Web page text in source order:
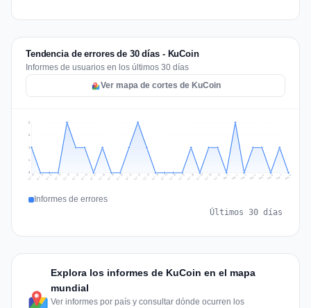
Tendencia de errores de 30 días - KuCoin
Informes de usuarios en los últimos 30 días
Ver mapa de cortes de KuCoin
1
1
2
2
Jul 10 Jul 11 Jul 12 Jul 13 Jul 14 Jul 15 Jul 16 Jul 17 Jul 18 Jul 19 Jul 20 Jul 21 Jul 22 Jul 23 Jul 24 Jul 25 Jul 26 Jul 27 Jul 28 Jul 29 Jul 30 Jul 31 Aug 1 Aug 2 Aug 3 Aug 4 Aug 5 Aug 6 Aug 7 Aug 8
Informes de errores
Últimos 30 días
Explora los informes de KuCoin en el mapa
mundial
Ver informes por país y consultar dónde ocurren los